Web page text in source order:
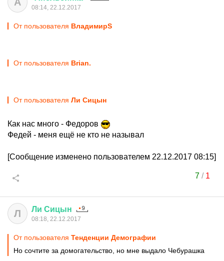
08:14, 22.12.2017
От пользователя ВладимирS
От пользователя Brian.
От пользователя Ли Сицын
Как нас много - Федоров
Федей - меня ещё не кто не называл
[Сообщение изменено пользователем 22.12.2017 08:15]
7/ 1
Л Ли Сицын
08:18, 22.12.2017
От пользователя Тенденции Демографии
Но сочтите за домогательство, но мне выдало Чебурашка